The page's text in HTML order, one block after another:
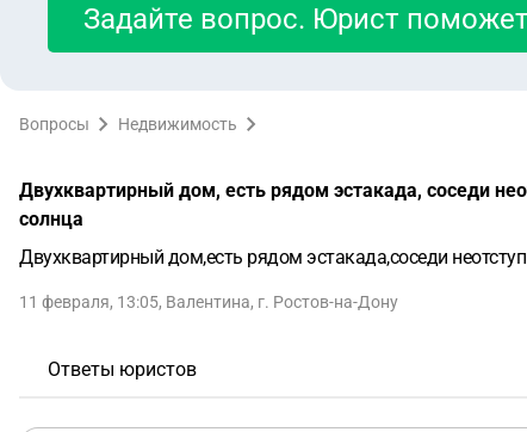
Задайте вопрос. Юрист
Вопросы Недвижимость
Двухквартирный дом, есть рядом эстакада, соседи
солнца
Двухквартирный дом,есть рядом эстакада,соседи
11 февраля, 13:05, Валентина, г. Ростов-на-Дону
Ответы юристов